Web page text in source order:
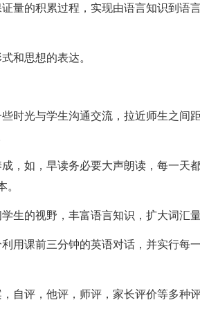
的积累过程，实现由语言知识到语
和思想的表达。
光与学生沟通交流，拉近师生之间
如，早读务必要大声朗读，每一天
。
的视野，丰富语言知识，扩大词汇量
课前三分钟的英语对话，并实行每
评，他评，师评，家长评价等多种